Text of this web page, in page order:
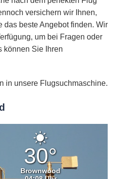
versichern wir Ihnen,
das beste Angebot finden. Wir
um bei Fragen oder
können Sie Ihren
in unsere Flugsuchmaschine.
Klarer
Himmel
30°
Brownwood